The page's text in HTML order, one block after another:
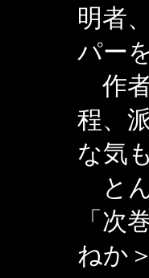
明者
パー
作
程、
な気も
と
「次
ねか